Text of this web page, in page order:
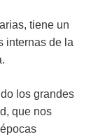
tiene un
internas de la
los grandes
que nos